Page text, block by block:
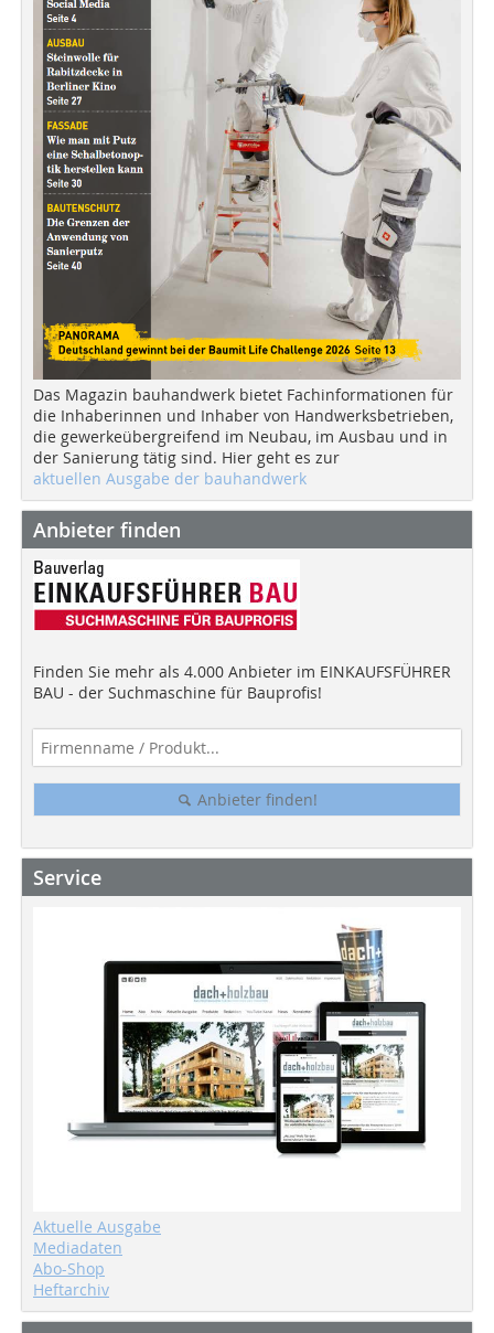
Das Magazin bauhandwerk bietet Fachinformationen für
die Inhaberinnen und Inhaber von Handwerksbetrieben,
die gewerkeübergreifend im Neubau, im Ausbau und in
der Sanierung tätig sind. Hier geht es zur
aktuellen Ausgabe der bauhandwerk
Anbieter finden
Finden Sie mehr als 4.000 Anbieter im EINKAUFSFÜHRER
BAU - der Suchmaschine für Bauprofis!
Anbieter finden!
Service
Aktuelle Ausgabe
Mediadaten
Abo-Shop
Heftarchiv